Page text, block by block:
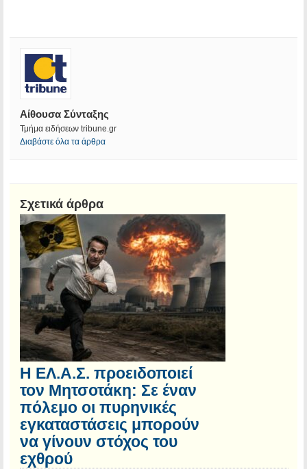
Αίθουσα Σύνταξης
Τμήμα ειδήσεων tribune.gr
Διαβάστε όλα τα άρθρα
Σχετικά άρθρα
Η ΕΛ.Α.Σ. προειδοποιεί
τον Μητσοτάκη: Σε έναν
πόλεμο οι πυρηνικές
εγκαταστάσεις μπορούν
να γίνουν στόχος του
εχθρού